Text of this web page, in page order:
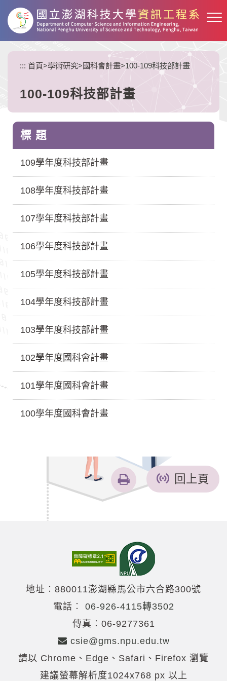
要
::: 首頁>學術研究>國科會計畫>100-109科技部計畫
100-109科技部計畫
標 題
109學年度科技部計畫
108學年度科技部計畫
107學年度科技部計畫
106學年度科技部計畫
105學年度科技部計畫
104學年度科技部計畫
103學年度科技部計畫
102學年度國科會計畫
101學年度國科會計畫
100學年度國科會計畫
友
善
回上頁
地址︰880011澎湖縣馬公市六合路300號
電話︰ 06-926-4115轉3502
傳真︰06-9277361
csie@gms.npu.edu.tw
請以 Chrome、Edge、Safari、Firefox 瀏覽
建議螢幕解析度1024x768 px 以上